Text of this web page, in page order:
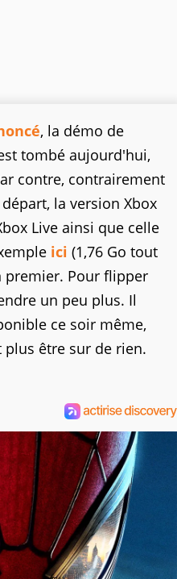
, la démo de
tombé aujourd'hui,
contre, contrairement
la version Xbox
Live ainsi que celle
ici (1,76 Go tout
premier. Pour flipper
un peu plus. Il
ce soir même,
être sur de rien.